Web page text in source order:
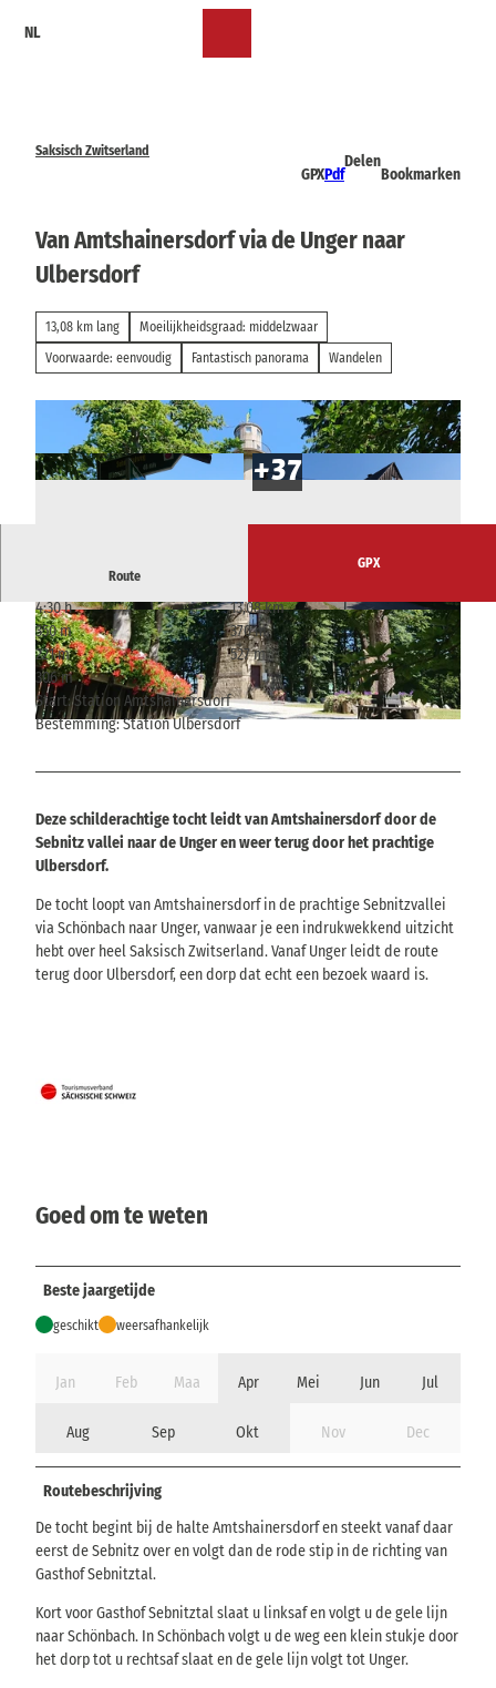
NL
Saksisch Zwitserland
GPXPdf
Delen
Bookmarken
Van Amtshainersdorf via de Unger naar
Ulbersdorf
13,08 km lang
Moeilijkheidsgraad: middelzwaar
Voorwaarde: eenvoudig
Fantastisch panorama Wandelen
© ELBSANDSTEINGUIDES Sächsische Schweiz, Tourismusverband Sächsische Schweiz
© ELBSANDSTEINGUIDES Sächsische Schwei
z, Tourismusverband Sächsische Schweiz
© ELBSANDSTEINGUIDES Sächsische Schwei
z, Tourismusverband Sächsische Schweiz
Route
GPX
4:30 h
13,08 km
350 m
370 m
221 m
527 m
306 m
Start: Station Amtshainersdorf
Bestemming: Station Ulbersdorf
Deze schilderachtige tocht leidt van Amtshainersdorf door de
Sebnitz vallei naar de Unger en weer terug door het prachtige
Ulbersdorf.
De tocht loopt van Amtshainersdorf in de prachtige Sebnitzvallei
via Schönbach naar Unger, vanwaar je een indrukwekkend uitzicht
hebt over heel Saksisch Zwitserland. Vanaf Unger leidt de route
terug door Ulbersdorf, een dorp dat echt een bezoek waard is.
Goed om te weten
Beste jaargetijde
geschikt weersafhankelijk
Jan Feb Maa Apr Mei Jun Jul
Aug Sep Okt Nov Dec
Routebeschrijving
De tocht begint bij de halte Amtshainersdorf en steekt vanaf daar
eerst de Sebnitz over en volgt dan de rode stip in de richting van
Gasthof Sebnitztal.
Kort voor Gasthof Sebnitztal slaat u linksaf en volgt u de gele lijn
naar Schönbach. In Schönbach volgt u de weg een klein stukje door
het dorp tot u rechtsaf slaat en de gele lijn volgt tot Unger.